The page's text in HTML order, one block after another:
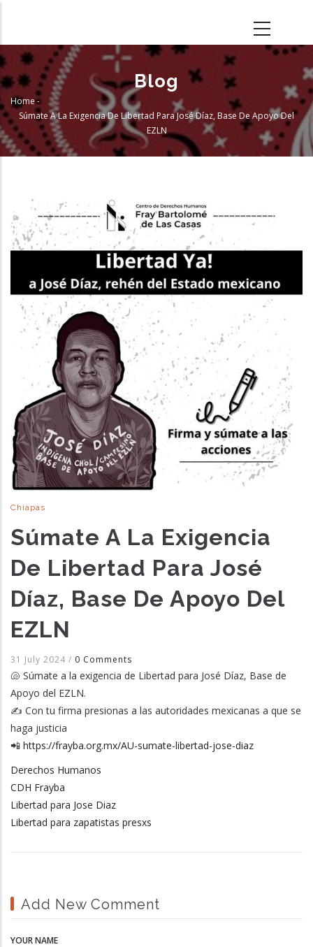
main
content
Blog
Breadcrumb
Home -
Súmate A La Exigencia De Libertad Para José Díaz, Base De Apoyo Del
EZLN
Chiapas
Súmate A La Exigencia
De Libertad Para José
Díaz, Base De Apoyo Del
EZLN
31 July 2024 / 0 Comments
🐚 Súmate a la exigencia de Libertad para José Díaz, Base de
Apoyo del EZLN.
✍️ Con tu firma presionas a las autoridades mexicanas a que se
haga justicia
📲 https://frayba.org.mx/AU-sumate-libertad-jose-diaz
Derechos Humanos
CDH Frayba
Libertad para Jose Diaz
Libertad para zapatistas presxs
Add New Comment
YOUR NAME